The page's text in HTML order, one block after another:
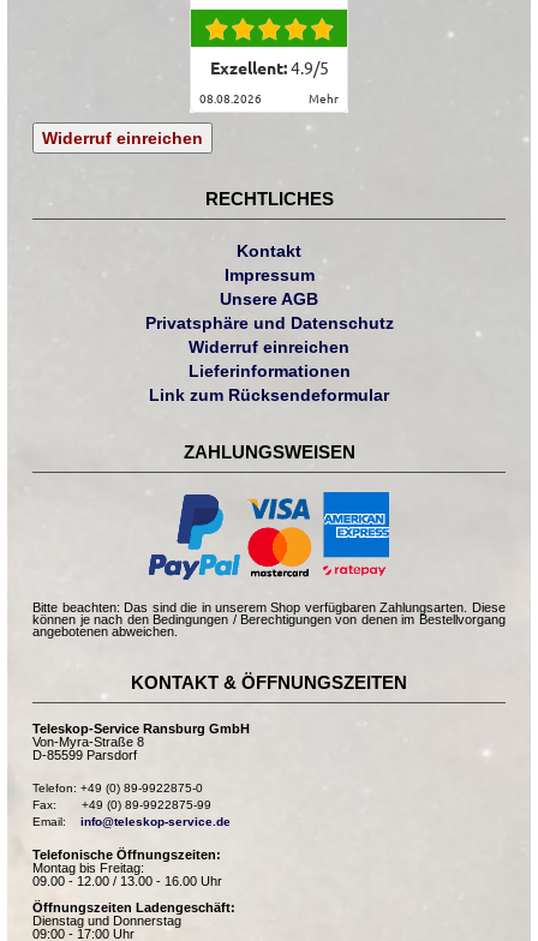
Exzellent:4.9/5
08.08.2026 mehr
Widerruf einreichen
RECHTLICHES
Kontakt
Impressum
Unsere AGB
Privatsphäre und Datenschutz
Widerruf einreichen
Lieferinformationen
Link zum Rücksendeformular
ZAHLUNGSWEISEN
Bitte beachten: Das sind die in unserem Shop verfügbaren Zahlungsarten. Diese
können je nach den Bedingungen / Berechtigungen von denen im Bestellvorgang
angebotenen abweichen.
KONTAKT & ÖFFNUNGSZEITEN
Teleskop-Service Ransburg GmbH
Von-Myra-Straße 8
D-85599 Parsdorf
Telefon: +49 (0) 89-9922875-0
Fax:       +49 (0) 89-9922875-99
Email: info@teleskop-service.de
Telefonische Öffnungszeiten:
Montag bis Freitag:
09.00 - 12.00 / 13.00 - 16.00 Uhr
Öffnungszeiten Ladengeschäft:
Dienstag und Donnerstag
09:00 - 17:00 Uhr